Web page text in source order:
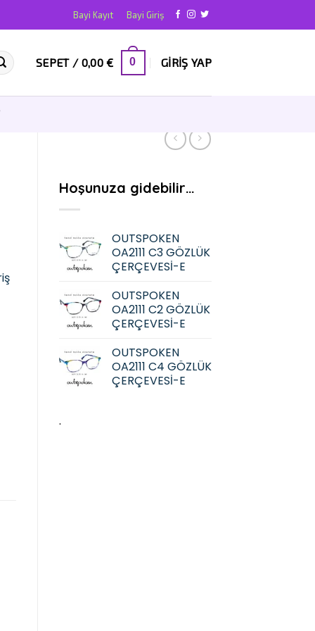
Bayi Kayıt Bayi Giriş
SEPET / 0,00€ 0 GIRIŞ YAP
Hoşunuza gidebilir…
OUTSPOKEN
OA2111 C3 GÖZLÜK
ÇERÇEVESİ-E
OUTSPOKEN
OA2111 C2 GÖZLÜK
ÇERÇEVESİ-E
OUTSPOKEN
OA2111 C4 GÖZLÜK
ÇERÇEVESİ-E
.